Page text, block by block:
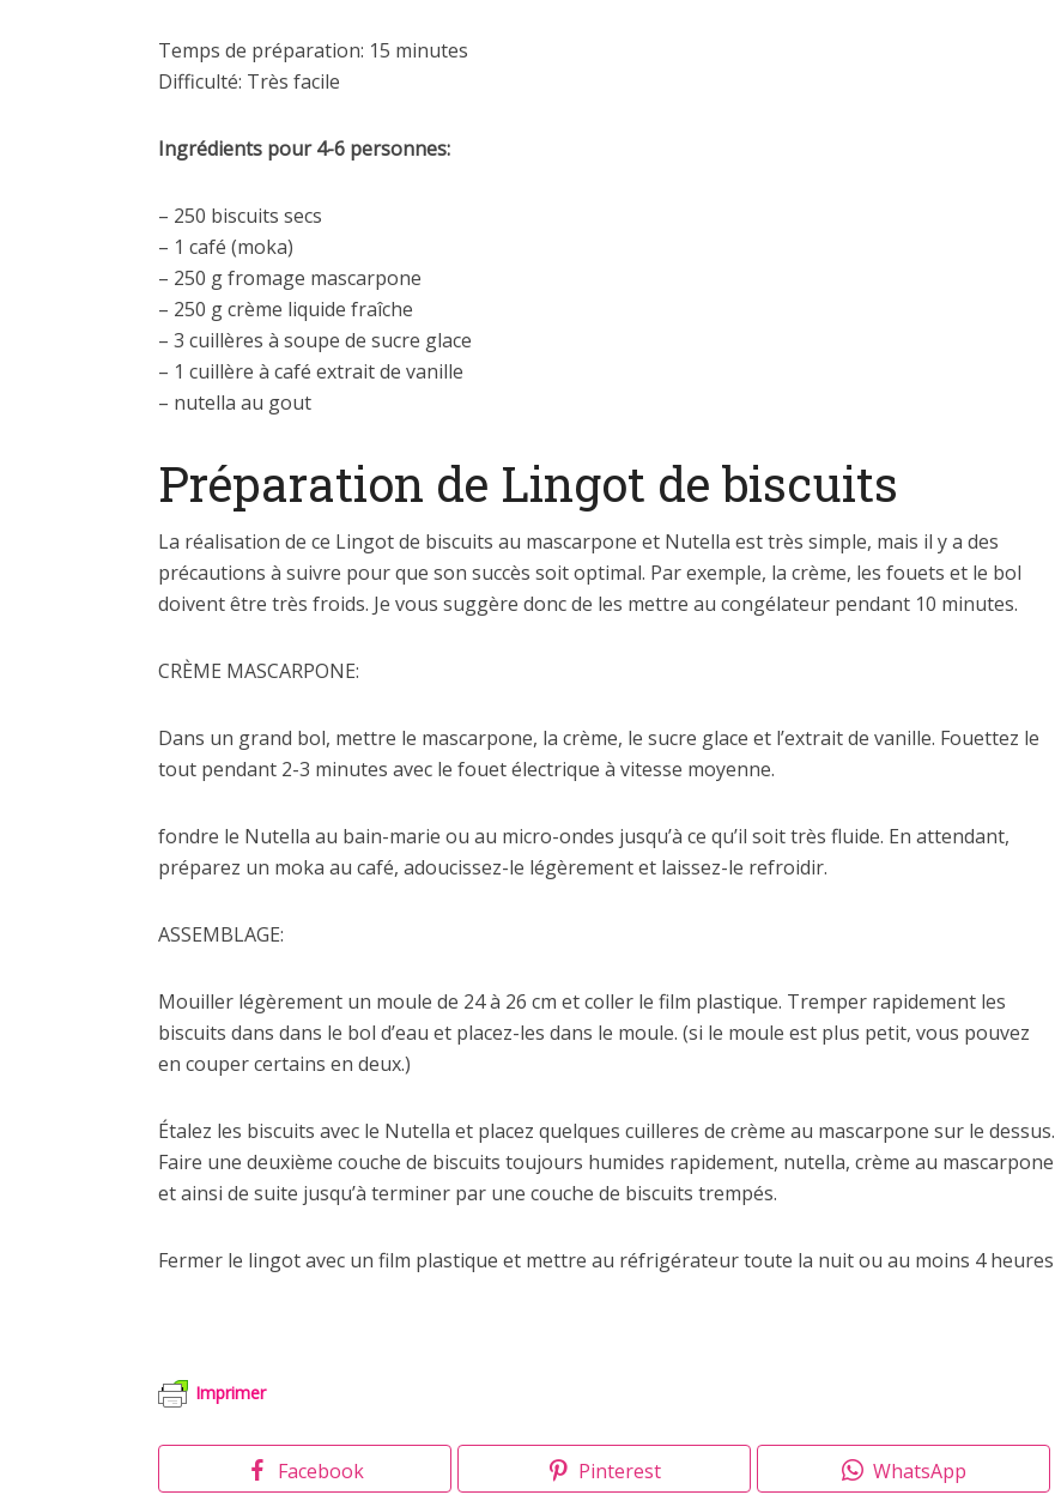
Temps de préparation: 15 minutes
Difficulté: Très facile
Ingrédients pour 4-6 personnes:
– 250 biscuits secs
– 1 café (moka)
– 250 g fromage mascarpone
– 250 g crème liquide fraîche
– 3 cuillères à soupe de sucre glace
– 1 cuillère à café extrait de vanille
– nutella au gout
Préparation de Lingot de biscuits
La réalisation de ce Lingot de biscuits au mascarpone et Nutella est très simple, mais il y a des
précautions à suivre pour que son succès soit optimal. Par exemple, la crème, les fouets et le bol
doivent être très froids. Je vous suggère donc de les mettre au congélateur pendant 10 minutes.
CRÈME MASCARPONE:
Dans un grand bol, mettre le mascarpone, la crème, le sucre glace et l’extrait de vanille. Fouettez le
tout pendant 2-3 minutes avec le fouet électrique à vitesse moyenne.
fondre le Nutella au bain-marie ou au micro-ondes jusqu’à ce qu’il soit très fluide. En attendant,
préparez un moka au café, adoucissez-le légèrement et laissez-le refroidir.
ASSEMBLAGE:
Mouiller légèrement un moule de 24 à 26 cm et coller le film plastique. Tremper rapidement les
biscuits dans dans le bol d’eau et placez-les dans le moule. (si le moule est plus petit, vous pouvez
en couper certains en deux.)
Étalez les biscuits avec le Nutella et placez quelques cuilleres de crème au mascarpone sur le dessus.
Faire une deuxième couche de biscuits toujours humides rapidement, nutella, crème au mascarpone
et ainsi de suite jusqu’à terminer par une couche de biscuits trempés.
Fermer le lingot avec un film plastique et mettre au réfrigérateur toute la nuit ou au moins 4 heures
Imprimer
Facebook Pinterest WhatsApp